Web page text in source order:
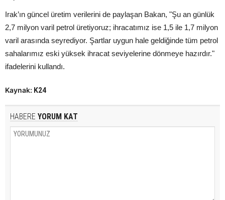
Irak’ın güncel üretim verilerini de paylaşan Bakan, "Şu an günlük
2,7 milyon varil petrol üretiyoruz; ihracatımız ise 1,5 ile 1,7 milyon
varil arasında seyrediyor. Şartlar uygun hale geldiğinde tüm petrol
sahalarımız eski yüksek ihracat seviyelerine dönmeye hazırdır."
ifadelerini kullandı.
Kaynak: K24
HABERE YORUM KAT